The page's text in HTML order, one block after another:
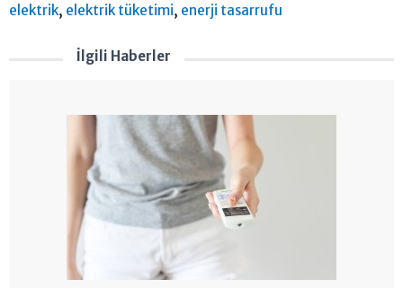
elektrik, elektrik tüketimi, enerji tasarrufu
İlgili Haberler